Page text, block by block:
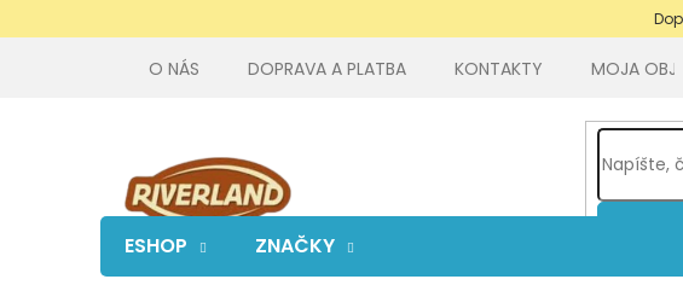
na
O NÁS DOPRAVA A PLATBA KONTAKTY MOJA
ESHOP ZNAČKY